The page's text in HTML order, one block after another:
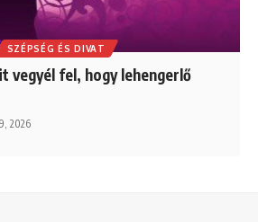
SZÉPSÉG ÉS DIVAT
vegyél fel, hogy lehengerlő
2026